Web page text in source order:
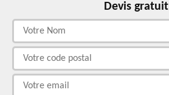
Devis gratuit